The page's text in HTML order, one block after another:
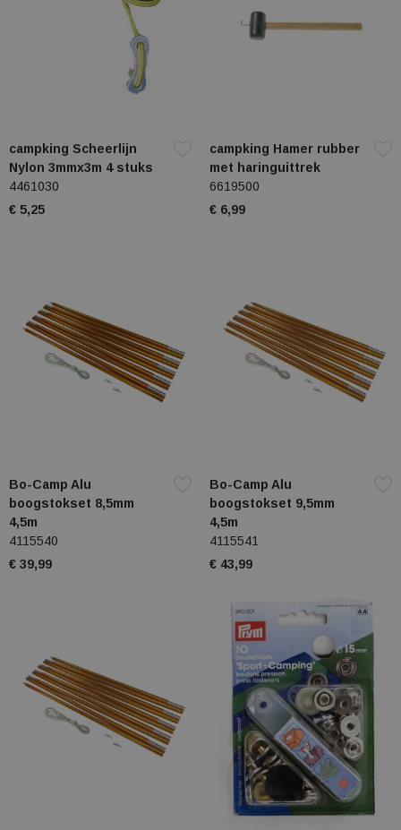
campking Scheerlijn
Nylon 3mmx3m 4 stuks
4461030
€ 5,25
campking Hamer rubber
met haringuittrek
6619500
€ 6,99
Bo-Camp Alu
boogstokset 8,5mm
4,5m
4115540
€ 39,99
Bo-Camp Alu
boogstokset 9,5mm
4,5m
4115541
€ 43,99